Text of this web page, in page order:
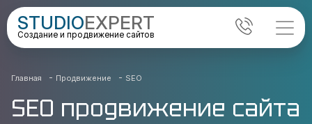
STUDIOEXPERT
Создание и продвижение сайтов
Главная - Продвижение - SEO
SEO продвижение сайта